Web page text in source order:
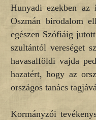
Hunyadi ezekben az
Oszmán birodalom
egészen Szófiáig
szultántól vereséget
havasalföldi vajda
hazatért, hogy az
országos tanács
Kormányzói